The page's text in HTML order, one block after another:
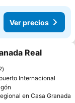
Ver precios
Real
Internacional
en Casa Granada